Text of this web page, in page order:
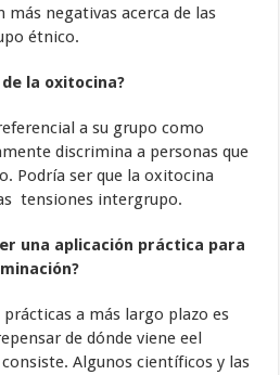
negativas acerca de las
étnico.
la oxitocina?
a su grupo como
discrimina a personas que
Podría ser que la oxitocina
tensiones intergrupo.
una aplicación práctica para
a más largo plazo es
de dónde viene eel
Algunos científicos y las